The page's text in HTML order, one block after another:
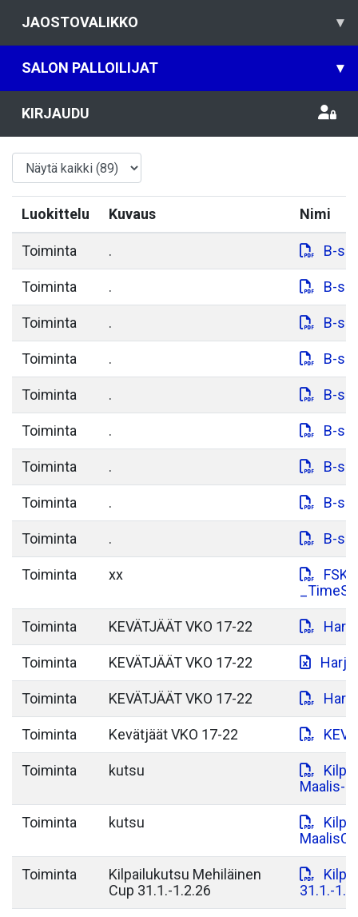
JAOSTOVALIKKO ▾
SALON PALLOILIJAT ▾
KIRJAUDU
Luokittelu Kuvaus Nimi
Toiminta . B-
Toiminta . B-
Toiminta . B-
Toiminta . B-
Toiminta . B-
Toiminta . B-
Toiminta . B-
Toiminta . B-
Toiminta . B-
Toiminta xx
Toiminta KEVÄTJÄÄT VKO 17-22
Toiminta KEVÄTJÄÄT VKO 17-22
Toiminta KEVÄTJÄÄT VKO 17-22
Toiminta Kevätjäät VKO 17-22
Toiminta kutsu
Maalis-
Toiminta kutsu
Toiminta
Kilpailukutsu Mehiläinen
Cup 31.1.-1.2.26
31.1.-